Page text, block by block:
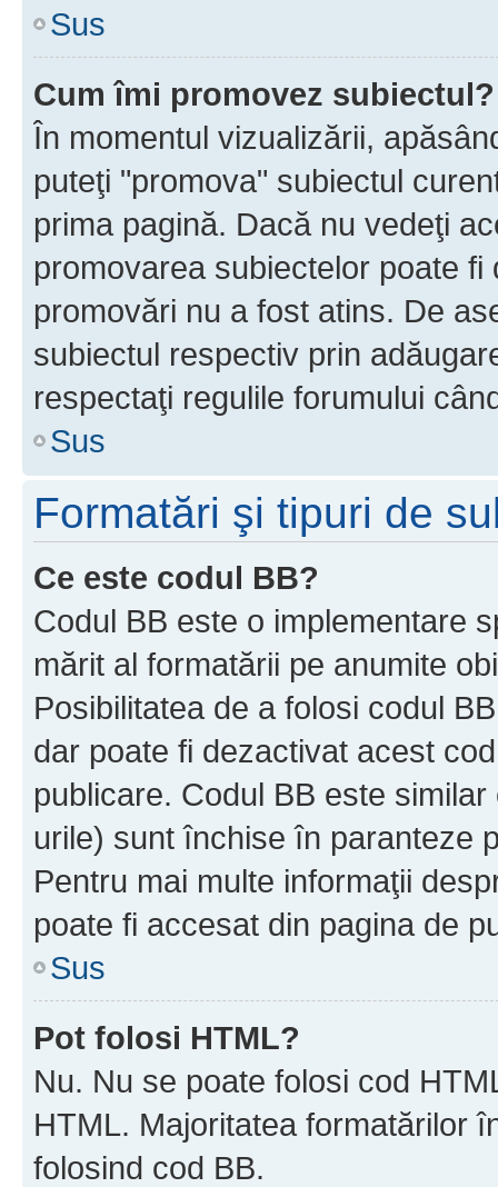
Sus
Cum îmi promovez subiectul?
În momentul vizualizării,
puteţi "promova" subiectul
prima pagină. Dacă nu vedeţi
promovarea subiectelor poate
promovări nu a fost atins. De
subiectul respectiv prin
respectaţi regulile forumului
Sus
Formatări şi tipuri de
Ce este codul BB?
Codul BB este o implementare
mărit al formatării pe anumite
Posibilitatea de a folosi codul
dar poate fi dezactivat acest
publicare. Codul BB este
urile) sunt închise în paranteze
Pentru mai multe informaţii
poate fi accesat din pagina de
Sus
Pot folosi HTML?
Nu. Nu se poate folosi cod
HTML. Majoritatea formatărilor
folosind cod BB.